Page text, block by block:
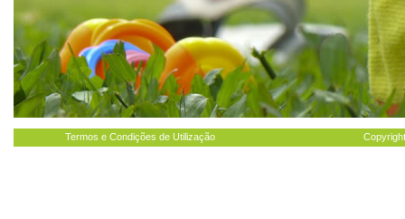
Termos e Condições de Utilização